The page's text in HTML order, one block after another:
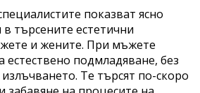
показват ясно
търсените естетични
и жените. При мъжете
естествено подмладяване, без
Те търсят по-скоро